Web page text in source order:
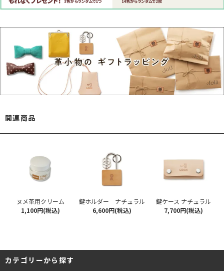
関連商品
ヌメ革用クリーム
1,100円(税込)
鍵ホルダー ナチュラル
6,600円(税込)
鍵ケース ナチュラル
7,700円(税込)
カテゴリーから探す